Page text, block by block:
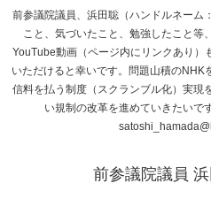
前参議院議員、浜田聡（ハンドルネーム
こと、気づいたこと、勉強したこと等
YouTube動画（ページ内にリンクあり）
いただけると幸いです。問題山積のNHK
信料を払う制度（スクランブル化）実現
い規制の改革を進めていきたい
前参議院議員